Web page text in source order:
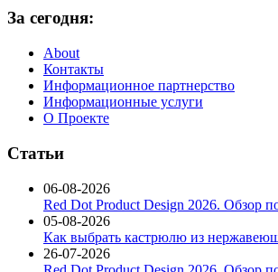
За сегодня:
About
Контакты
Информационное партнерство
Информационные услуги
О Проекте
Статьи
06-08-2026
Red Dot Product Design 2026. Обзор
05-08-2026
Как выбрать кастрюлю из
26-07-2026